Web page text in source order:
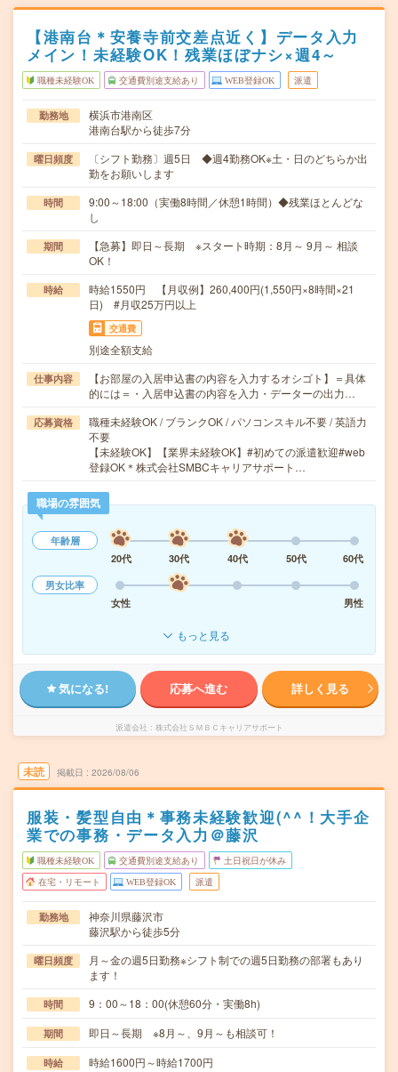
【港南台＊安養寺前交差点近く】データ入力
メイン！未経験OK！残業ほぼナシ×週4～
職種未経験OK 交通費別途支給あり WEB登録OK 派遣
勤務地
横浜市港南区
港南台駅から徒歩7分
曜日頻度
〔シフト勤務〕週5日 ◆週4勤務OK※土・日のどちらか出
勤をお願いします
時間
9:00～18:00（実働8時間／休憩1時間）◆残業ほとんどな
し
期間
【急募】即日～長期 ※スタート時期：8月～ 9月～ 相談
OK！
時給
時給1550円 【月収例】260,400円(1,550円×8時間×21
日) #月収25万円以上
交通費
別途全額支給
仕事内容
【お部屋の入居申込書の内容を入力するオシゴト】＝具体
的には＝・入居申込書の内容を入力・データーの出力…
応募資格
職種未経験OK / ブランクOK / パソコンスキル不要 / 英語力
不要
【未経験OK】【業界未経験OK】#初めての派遣歓迎#web
登録OK＊株式会社SMBCキャリアサポート…
職場の雰囲気
年齢層
20代
30代 40代 50代
60代
男女比率
女性
男性
もっと見る
気になる! 応募へ進む 詳しく見る
派遣会社 株式会社ＳＭＢＣキャリアサポート
未読 掲載日 2026/08/06
服装・髪型自由＊事務未経験歓迎(^^！大手企
業での事務・データ入力＠藤沢
職種未経験OK 交通費別途支給あり 土日祝日が休み
在宅・リモート WEB登録OK 派遣
勤務地
神奈川県藤沢市
藤沢駅から徒歩5分
曜日頻度
月～金の週5日勤務※シフト制での週5日勤務の部署もあり
ます！
時間 9：00～18：00(休憩60分・実働8h)
期間 即日～長期 ※8月～、9月～も相談可！
時給 時給1600円～時給1700円